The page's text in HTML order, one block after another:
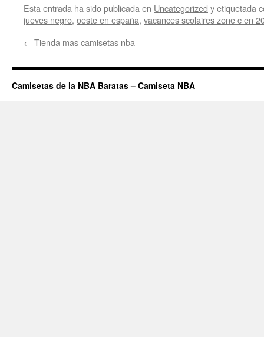
Esta entrada ha sido publicada en Uncategorized y etiquetada
jueves negro, oeste en españa, vacances scolaires zone c en
← Tienda mas camisetas nba
Camisetas de la NBA Baratas – Camiseta NBA